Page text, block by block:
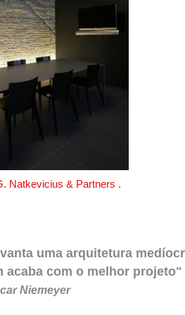
Natkevicius & Partners .
uma arquitetura
acaba com o melhor projeto"
Niemeyer